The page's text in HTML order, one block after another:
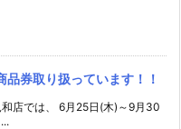
品券取り扱っています！！
店では、 6月25日(木)～9月30